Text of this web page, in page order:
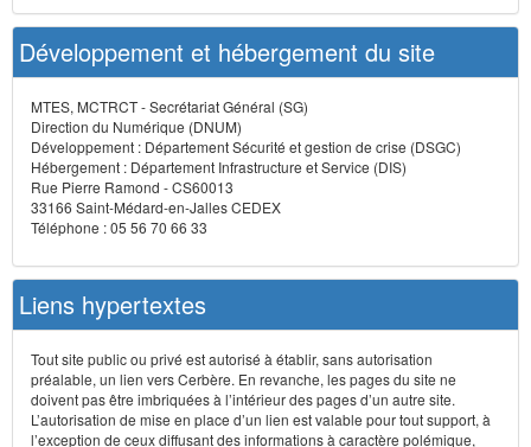
Développement et hébergement du site
MTES, MCTRCT - Secrétariat Général (SG)
Direction du Numérique (DNUM)
Développement : Département Sécurité et gestion de crise (DSGC)
Hébergement : Département Infrastructure et Service (DIS)
Rue Pierre Ramond - CS60013
33166 Saint-Médard-en-Jalles CEDEX
Téléphone : 05 56 70 66 33
Liens hypertextes
Tout site public ou privé est autorisé à établir, sans autorisation
préalable, un lien vers Cerbère. En revanche, les pages du site ne
doivent pas être imbriquées à l’intérieur des pages d’un autre site.
L’autorisation de mise en place d’un lien est valable pour tout support, à
l’exception de ceux diffusant des informations à caractère polémique,